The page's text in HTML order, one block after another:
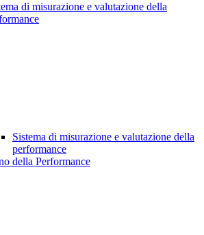
di misurazione e valutazione della
Sistema di misurazione e valutazione della
performance
della Performance